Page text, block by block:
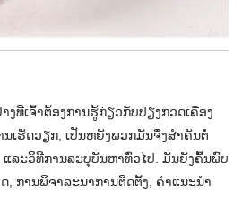
ທີ່ເຈົ້າຕ້ອງການຮູ້ກ່ຽວກັບປ່ຽງກວດເຄື່ອງ
ເຮັດວຽກ, ເປັນຫຍັງພວກມັນຈຶ່ງສຳຄັນຕໍ່
ລະວິທີການລະບຸບັນຫາທົ່ວໄປ. ມັນຍັງຄົ້ນພົບ
, ການພິຈາລະນາການຕິດຕັ້ງ, ຄໍາແນະນໍາ